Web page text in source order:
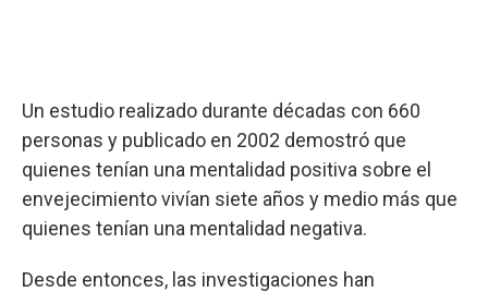
Un estudio realizado durante décadas con 660
personas y publicado en 2002 demostró que
quienes tenían una mentalidad positiva sobre el
envejecimiento vivían siete años y medio más que
quienes tenían una mentalidad negativa.
Desde entonces, las investigaciones han